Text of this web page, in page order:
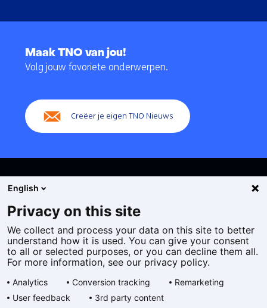
navigatie
Maak TNO van jou!
Volg jouw favoriete onderwerpen.
Creëer je eigen TNO Nieuws
Cookies
Privacy statement
Toegankelijkheid
Algemene voorwaarden
English
Privacy on this site
We collect and process your data on this site to better
understand how it is used. You can give your consent
to all or selected purposes, or you can decline them all.
For more information, see our privacy policy.
Analytics Conversion tracking
Remarketing
User feedback
3rd party content